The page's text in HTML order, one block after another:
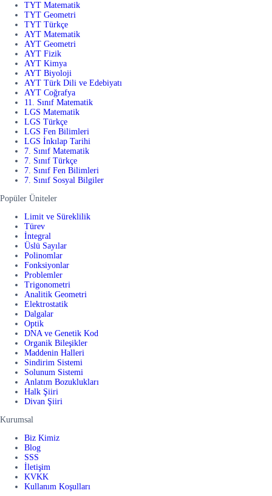
TYT Matematik
TYT Geometri
TYT Türkçe
AYT Matematik
AYT Geometri
AYT Fizik
AYT Kimya
AYT Biyoloji
AYT Türk Dili ve Edebiyatı
AYT Coğrafya
11. Sınıf Matematik
LGS Matematik
LGS Türkçe
LGS Fen Bilimleri
LGS İnkılap Tarihi
7. Sınıf Matematik
7. Sınıf Türkçe
7. Sınıf Fen Bilimleri
7. Sınıf Sosyal Bilgiler
Popüler Üniteler
Limit ve Süreklilik
Türev
İntegral
Üslü Sayılar
Polinomlar
Fonksiyonlar
Problemler
Trigonometri
Analitik Geometri
Elektrostatik
Dalgalar
Optik
DNA ve Genetik Kod
Organik Bileşikler
Maddenin Halleri
Sindirim Sistemi
Solunum Sistemi
Anlatım Bozuklukları
Halk Şiiri
Divan Şiiri
Kurumsal
Biz Kimiz
Blog
SSS
İletişim
KVKK
Kullanım Koşulları